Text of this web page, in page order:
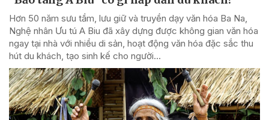
Hơn 50 năm sưu tầm, lưu giữ và truyền dạy văn hóa Ba Na,
Nghệ nhân Ưu tú A Biu đã xây dựng được không gian văn hóa
ngay tại nhà với nhiều di sản, hoạt động văn hóa đặc sắc thu
hút du khách, tạo sinh kế cho người...